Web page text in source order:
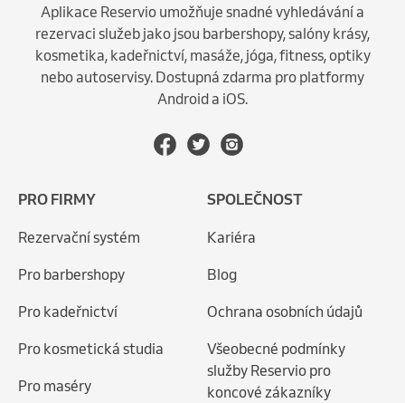
Aplikace Reservio umožňuje snadné vyhledávání a
rezervaci služeb jako jsou barbershopy, salóny krásy,
kosmetika, kadeřnictví, masáže, jóga, fitness, optiky
nebo autoservisy. Dostupná zdarma pro platformy
Android a iOS.
PRO FIRMY
Rezervační systém
Pro barbershopy
Pro kadeřnictví
Pro kosmetická studia
Pro maséry
SPOLEČNOST
Kariéra
Blog
Ochrana osobních údajů
Všeobecné podmínky
služby Reservio pro
koncové zákazníky